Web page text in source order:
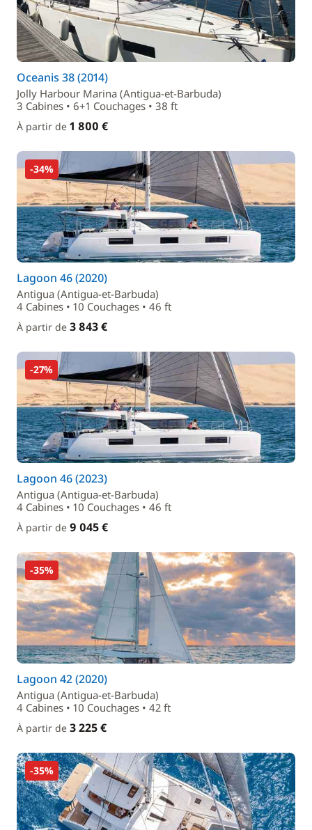
Oceanis 38 (2014)
Jolly Harbour Marina (Antigua-et-Barbuda)
3 Cabines • 6+1 Couchages • 38 ft
À partir de 1 800 €
-34%
Lagoon 46 (2020)
Antigua (Antigua-et-Barbuda)
4 Cabines • 10 Couchages • 46 ft
À partir de 3 843 €
-27%
Lagoon 46 (2023)
Antigua (Antigua-et-Barbuda)
4 Cabines • 10 Couchages • 46 ft
À partir de 9 045 €
-35%
Lagoon 42 (2020)
Antigua (Antigua-et-Barbuda)
4 Cabines • 10 Couchages • 42 ft
À partir de 3 225 €
-35%